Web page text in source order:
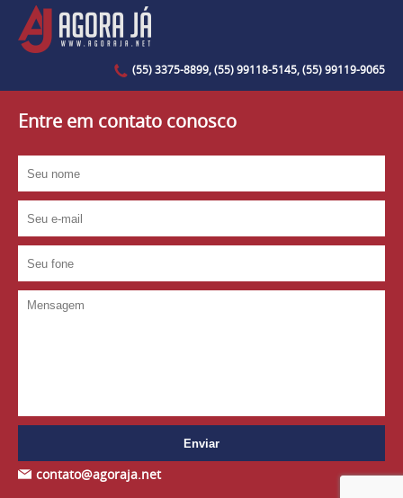
(55) 3375-8899, (55) 99118-5145, (55) 99119-9065
Entre em contato conosco
contato@agoraja.net